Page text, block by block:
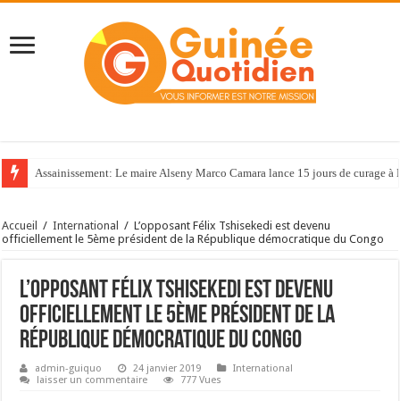
Assainissement: Le maire Alseny Marco Camara lance 15 jours de curage à
Accueil / International / L’opposant Félix Tshisekedi est devenu
officiellement le 5ème président de la République démocratique du Congo
L’opposant Félix Tshisekedi est devenu
officiellement le 5ème président de la
République démocratique du Congo
admin-guiquo 24 janvier 2019
International
laisser un commentaire
777 Vues